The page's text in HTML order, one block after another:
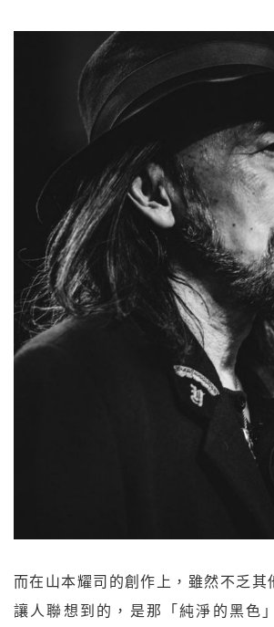
而在山本耀司的創作上，雖然不乏其
讓人聯想到的，是那「純淨的黑色